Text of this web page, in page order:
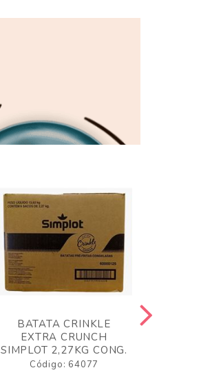
BATATA CRINKLE
EXTRA CRUNCH
SIMPLOT 2,27KG CONG.
Código: 64077